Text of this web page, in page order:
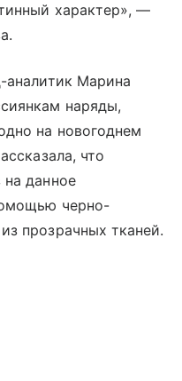
характер», —
аналитик Марина
наряды,
на новогоднем
что
на данное
черно-
прозрачных тканей.